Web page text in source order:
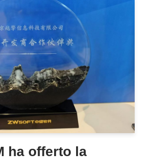
ha offerto la